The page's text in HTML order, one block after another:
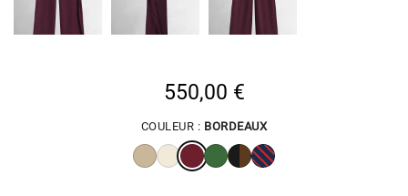
550,00 €
COULEUR : BORDEAUX